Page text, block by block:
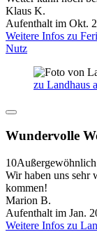
Klaus K.
Aufenthalt im Okt.
Weitere Infos zu
Nutz
zu Landhaus
Wundervolle
10Außergewöhnlich
Wir haben uns sehr
kommen!
Marion B.
Aufenthalt im Jan.
Weitere Infos zu